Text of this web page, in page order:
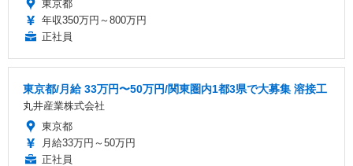
東京都
年収350万円～800万円
正社員
東京都/月給 33万円〜50万円/関東圏内1都3県で大募集 溶接工
丸井産業株式会社
東京都
月給33万円～50万円
正社員